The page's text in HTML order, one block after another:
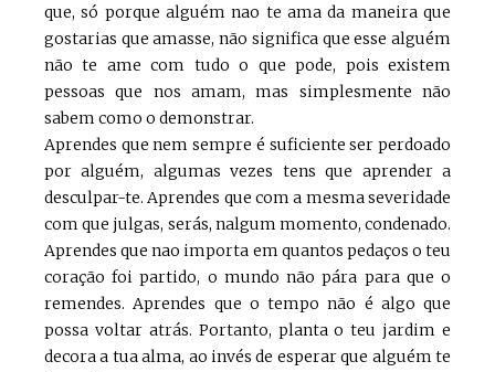
que, só porque alguém nao te ama da maneira que
gostarias que amasse, não significa que esse alguém
não te ame com tudo o que pode, pois existem
pessoas que nos amam, mas simplesmente não
sabem como o demonstrar.
Aprendes que nem sempre é suficiente ser perdoado
por alguém, algumas vezes tens que aprender a
desculpar-te. Aprendes que com a mesma severidade
com que julgas, serás, nalgum momento, condenado.
Aprendes que nao importa em quantos pedaços o teu
coração foi partido, o mundo não pára para que o
remendes. Aprendes que o tempo não é algo que
possa voltar atrás. Portanto, planta o teu jardim e
decora a tua alma, ao invés de esperar que alguém te